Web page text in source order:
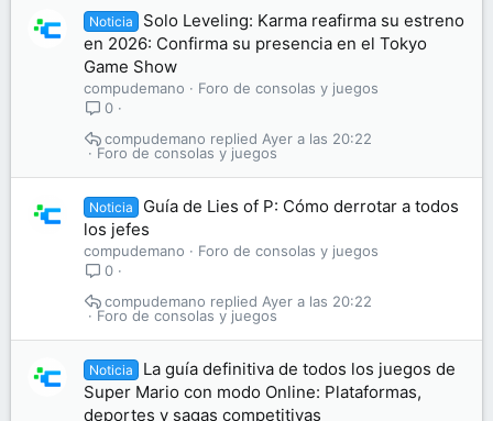
Noticia
Solo Leveling: Karma reafirma su estreno
en 2026: Confirma su presencia en el Tokyo
Game Show
compudemano
Foro de consolas y juegos
0
Foro de consolas y juegos
Ayer a las 20:22
compudemano
Noticia
Guía de Lies of P: Cómo derrotar a todos
los jefes
compudemano
Foro de consolas y juegos
0
Foro de consolas y juegos
Ayer a las 20:22
compudemano
Noticia
La guía definitiva de todos los juegos de
Super Mario con modo Online: Plataformas,
deportes y sagas competitivas